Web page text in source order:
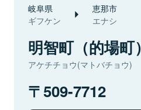
岐阜県
ギフケン
恵那市
エナシ
明智町（的場町）
アケチチョウ(マトバチョウ)
509-7712